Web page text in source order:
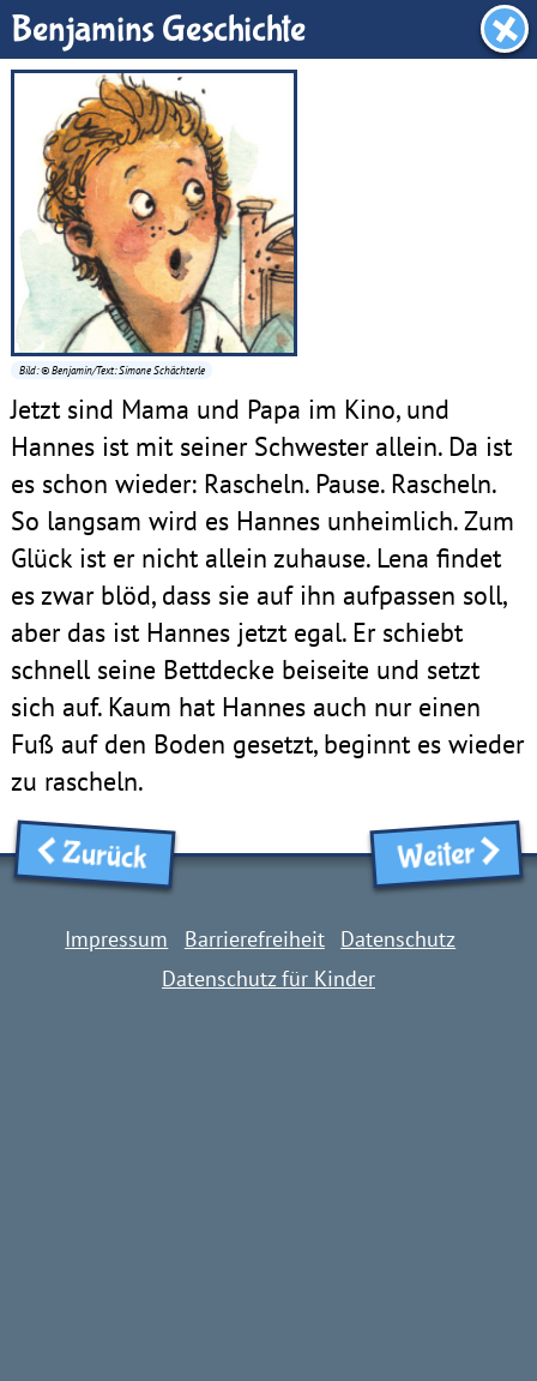
Benjamin-Zimmer
Benjamins Geschichte
Bild: © Benjamin/Text: Simone Schächterle
Jetzt sind Mama und Papa im Kino, und
Hannes ist mit seiner Schwester allein. Da ist
es schon wieder: Rascheln. Pause. Rascheln.
So langsam wird es Hannes unheimlich. Zum
Glück ist er nicht allein zuhause. Lena findet
es zwar blöd, dass sie auf ihn aufpassen soll,
aber das ist Hannes jetzt egal. Er schiebt
schnell seine Bettdecke beiseite und setzt
sich auf. Kaum hat Hannes auch nur einen
Fuß auf den Boden gesetzt, beginnt es wieder
zu rascheln.
Zurück Weiter
Impressum Barrierefreiheit
Datenschutz
Datenschutz für Kinder